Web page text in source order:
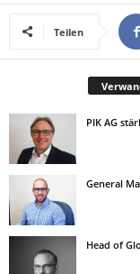
Teilen
PIK AG
General
Head of